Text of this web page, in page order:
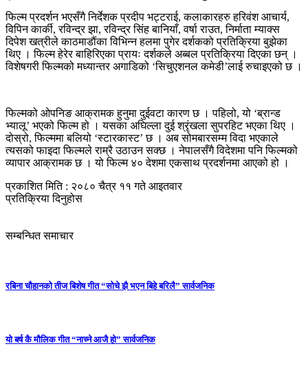
फिल्म प्रदर्शन भएसँगै निर्देशक प्रदीप भट्टराई, कलाकारहरु हरिवंश आचार्य,
विपिन कार्की, रविन्द्र झा, रविन्द्र सिंह बानियाँ, वर्षा राउत, निर्माता म्याक्स
दिपेश खत्रीले काठमाडौंका विभिन्न हलमा पुगेर दर्शकको प्रतिक्रिया बुझेका
थिए । फिल्म हेरेर बाहिरिएका प्रायः दर्शकले अब्बल प्रतिक्रिया दिएका छन् ।
विशेषगरी फिल्मको मध्यान्तर अगाडिको ‘सिचुएशनल कमेडी’लाई रुचाइएको छ ।
फिल्मको ओपनिङ आक्रामक हुनुमा दुईवटा कारण छ । पहिलो, यो ‘ब्रान्ड
भ्यालू’ भएको फिल्म हो । यसका अघिल्ला दुई श्रृंखला सुपरहिट भएका थिए ।
दोस्रो, फिल्ममा बलियो ‘स्टारकास्ट’ छ । अब सोमबारसम्म विदा भएकाले
त्यसको फाइदा फिल्मले राम्रै उठाउन सक्छ । नेपालसँगै विदेशमा पनि फिल्मको
व्यापार आक्रामक छ । यो फिल्म ४० देशमा एकसाथ प्रदर्शनमा आएको हो ।
प्रकाशित मिति : २०८० चैत्र ११ गते आइतवार
प्रतिक्रिया दिनुहोस
सम्बन्धित समाचार
रबिना चौहानको तीज बिशेष गीत “सोचे झै भएन बिहे बरिलै” सार्वजनिक
यो बर्ष कै मौलिक गीत “नाच्ने आजै हो” सार्वजनिक